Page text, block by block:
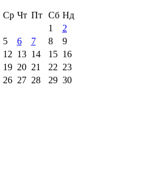
Ср Чт Пт Сб Нд
1
2
5 6 7 8
9
12 13 14 15 16
19 20 21 22 23
26 27 28 29 30